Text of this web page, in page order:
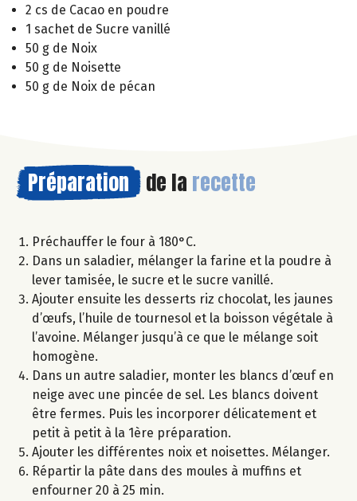
2 cs de Cacao en poudre
1 sachet de Sucre vanillé
50 g de Noix
50 g de Noisette
50 g de Noix de pécan
Préparation de la recette
Préchauffer le four à 180°C.
Dans un saladier, mélanger la farine et la poudre à
lever tamisée, le sucre et le sucre vanillé.
Ajouter ensuite les desserts riz chocolat, les jaunes
d’œufs, l’huile de tournesol et la boisson végétale à
l’avoine. Mélanger jusqu’à ce que le mélange soit
homogène.
Dans un autre saladier, monter les blancs d’œuf en
neige avec une pincée de sel. Les blancs doivent
être fermes. Puis les incorporer délicatement et
petit à petit à la 1ère préparation.
Ajouter les différentes noix et noisettes. Mélanger.
Répartir la pâte dans des moules à muffins et
enfourner 20 à 25 min.